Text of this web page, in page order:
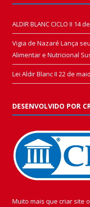
ALDIR BLANC CICLO II 14
Vigia de Nazaré Lança
Alimentar e Nutricional
Lei Aldir Blanc II 22 de
DESENVOLVIDO POR
Muito mais que criar site